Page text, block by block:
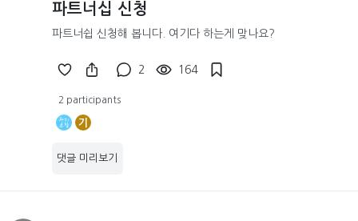
파트너십 신청
파트너쉽 신청해 봅니다. 여기다 하는게 맞나요?
2 164
2 participants
기
댓글 미리보기